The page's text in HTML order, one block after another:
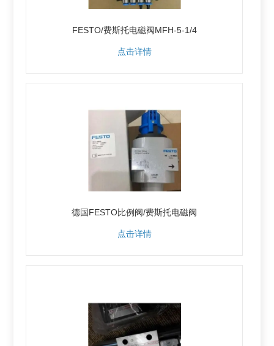
FESTO/费斯托电磁阀MFH-5-1/4
点击详情
德国FESTO比例阀/费斯托电磁阀
点击详情